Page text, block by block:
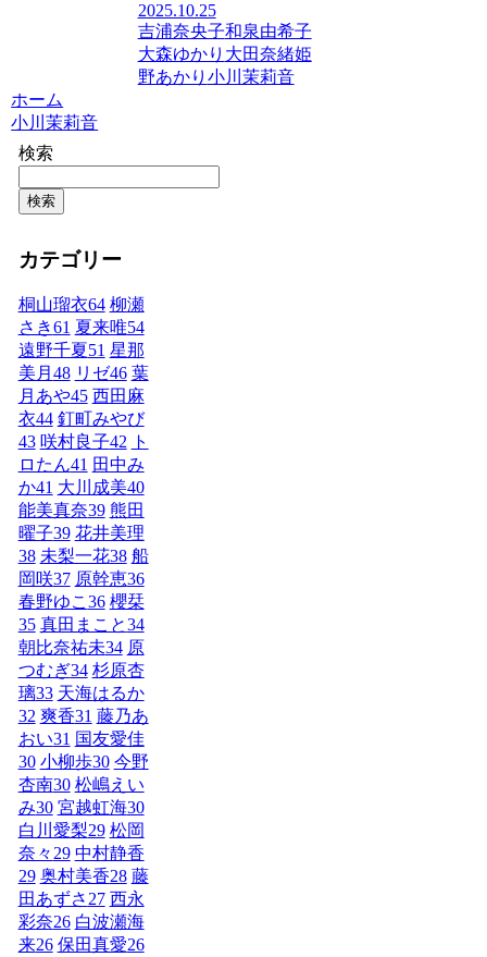
2025.10.25
吉浦奈央子和泉由希子
大森ゆかり 大田奈緒姫
野あかり 小川茉莉音
ホーム
小川茉莉音
検索
検索
カテゴリー
桐山瑠衣64 柳瀬
さき61 夏来唯54
遠野千夏 51 星那
美月 48 リゼ46 葉
月あや45 西田麻
衣44 釘町みやび
43 咲村良子42
ト
ロたん41 田中み
か41 大川成美40
能美真奈39 熊田
曜子39 花井美理
38 未梨一花38 船
岡咲37 原幹恵36
春野ゆこ36 櫻栞
35 真田まこと34
朝比奈祐未34 原
つむぎ34 杉原杏
璃33 天海はるか
32 爽香31 藤乃あ
おい31 国友愛佳
30 小柳歩30 今野
杏南30 松嶋えい
み30 宮越虹海30
白川愛梨29 松岡
奈々29 中村静香
29 奥村美香28 藤
田あずさ27 西永
彩奈26 白波瀬海
来26 保田真愛26